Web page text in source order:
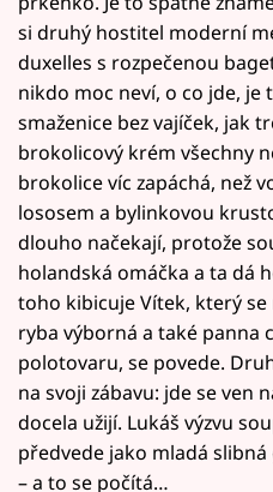
si druhý hostitel moderní
duxelles s rozpečenou
nikdo moc neví, o co jde, je
smaženice bez vajíček, jak
brokolicový krém všechny
brokolice víc zapáchá, než
lososem a bylinkovou
dlouho načekají, protože
holandská omáčka a ta dá
toho kibicuje Vítek, který
ryba výborná a také panna
polotovaru, se povede.
na svoji zábavu: jde se ven
docela užijí. Lukáš výzvu
předvede jako mladá
– a to se počítá…